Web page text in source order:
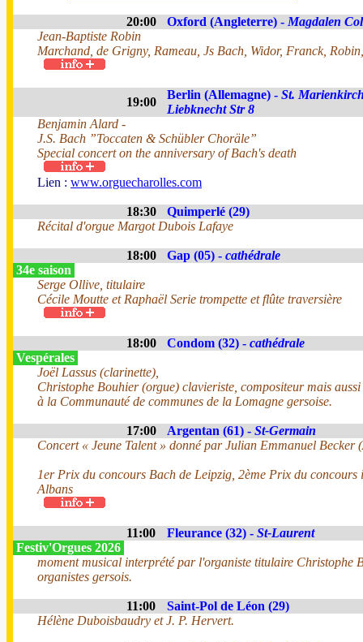
20:00 Oxford (Angleterre) - Magdalen
Jean-Baptiste Robin
Marchand, de Grigny, Rameau, Js Bach, Widor, Franck,
19:00
Berlin (Allemagne) - St.
Liebknecht Str 8
Benjamin Alard -
J.S. Bach ”Toccaten & Schübler Choräle”
Special concert on the anniversary of Bach's death
Lien : www.orguecharolles.com
18:30
Quimperlé (29)
Récital d'orgue Margot Dubois Lafaye
18:00 Gap (05) - cathédrale
34e saison
Serge Ollive, titulaire
Cécile Moutte et Raphaël Serie trompette et flûte traversière
18:00 Condom (32) - cathédrale
Vespérales
Joël Lassus (clarinette),
Christophe Bouhier (orgue) clavieriste, compositeur mais
à la Communauté de communes de la Lomagne gersoise.
17:00 Argentan (61) - St-Germain
Concert « Jeune Talent » donné par Julian Emmanuel Becker
1er Prix du concours Bach de Leipzig, 2ème Prix du concours
Albans
11:00 Fleurance (32) - St-Laurent
Festiv'Orgues 2026
moment musical interprété par l'organiste titulaire Christophe
organistes gersois.
11:00
Saint-Pol de Léon (29)
Hélène Duboisbaudry et J. P. Hervert.